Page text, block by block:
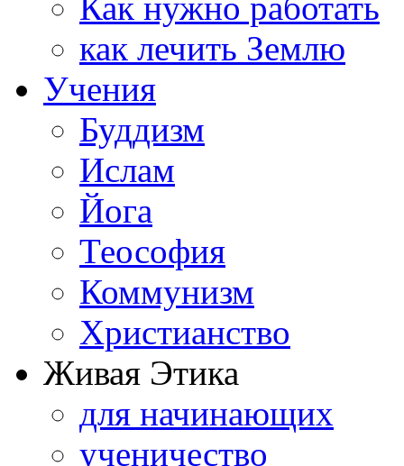
как лечить Землю
Учения
Буддизм
Ислам
Йога
Теософия
Коммунизм
Христианство
Живая Этика
для начинающих
ученичество